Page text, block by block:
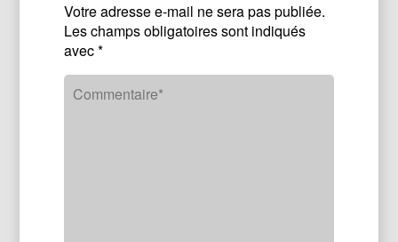
Votre adresse e-mail ne sera pas publiée.
Les champs obligatoires sont indiqués
avec*